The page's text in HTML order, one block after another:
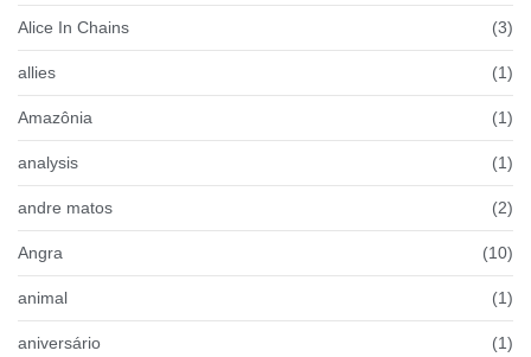
Alice In Chains (3)
allies (1)
Amazônia (1)
analysis (1)
andre matos (2)
Angra (10)
animal (1)
aniversário (1)